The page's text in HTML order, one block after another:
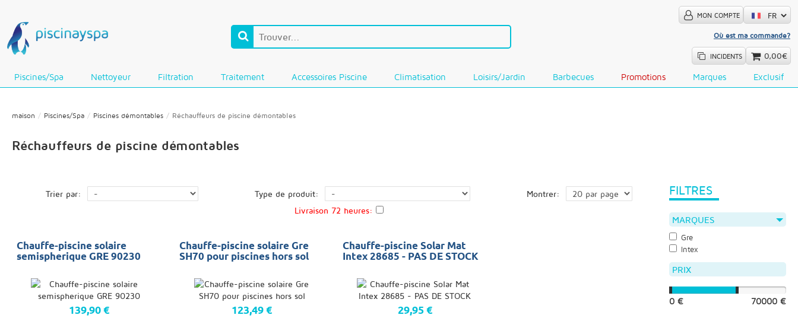
MON COMPTE
Où est ma commande?
INCIDENTS 0,00€
Piscines/Spa Nettoyeur Filtration Traitement Accessoires Piscine Climatisation Loisirs/Jardin Barbecues Promotions Marques Exclusif
maison Piscines/Spa Piscines démontables Réchauffeurs de piscine démontables
Réchauffeurs de piscine démontables
Trier par: Type de produit:
Montrer:
Livraison 72 heures:
Chauffe-piscine solaire
semispherique GRE 90230
139,90 €
Chauffe-piscine solaire Gre
SH70 pour piscines hors sol
123,49 €
Chauffe-piscine Solar Mat
Intex 28685 - PAS DE STOCK
29,95 €
FILTRES
MARQUES
Gre
Intex
PRIX
0 € 70000 €